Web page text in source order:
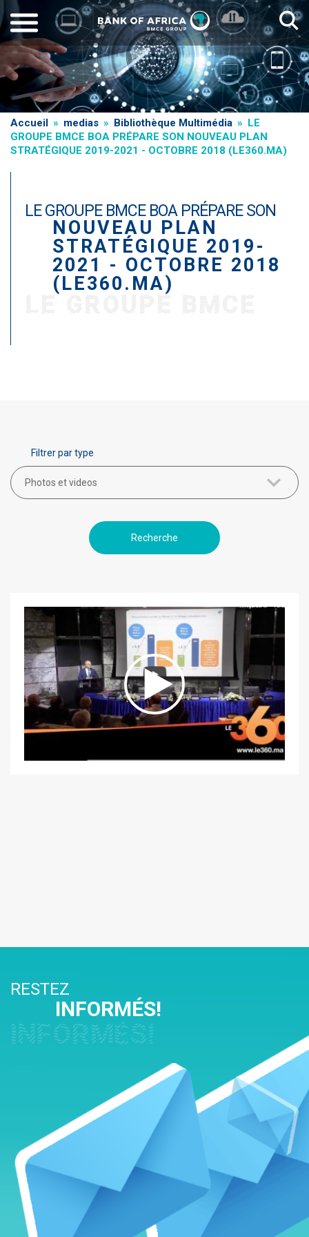
Aller
au
contenu
principal
Fil
d'Ariane
Accueil medias Bibliothèque Multimédia
LE
GROUPE BMCE BOA PRÉPARE SON NOUVEAU PLAN
STRATÉGIQUE 2019-2021 - OCTOBRE 2018 (LE360.MA)
LE GROUPE BMCE BOA PRÉPARE SON
NOUVEAU PLAN
STRATÉGIQUE 2019-
2021 - OCTOBRE 2018
(LE360.MA)
Filtrer par type
Photos et videos
RESTEZ
INFORMÉS!
INFORMÉS!